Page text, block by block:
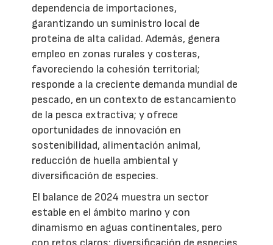
dependencia de importaciones,
garantizando un suministro local de
proteína de alta calidad. Además, genera
empleo en zonas rurales y costeras,
favoreciendo la cohesión territorial;
responde a la creciente demanda mundial de
pescado, en un contexto de estancamiento
de la pesca extractiva; y ofrece
oportunidades de innovación en
sostenibilidad, alimentación animal,
reducción de huella ambiental y
diversificación de especies.
El balance de 2024 muestra un sector
estable en el ámbito marino y con
dinamismo en aguas continentales, pero